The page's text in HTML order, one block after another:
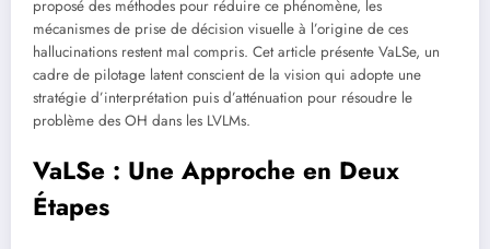
proposé des méthodes pour réduire ce phénomène, les
mécanismes de prise de décision visuelle à l’origine de ces
hallucinations restent mal compris. Cet article présente VaLSe, un
cadre de pilotage latent conscient de la vision qui adopte une
stratégie d’interprétation puis d’atténuation pour résoudre le
problème des OH dans les LVLMs.
VaLSe : Une Approche en Deux
Étapes